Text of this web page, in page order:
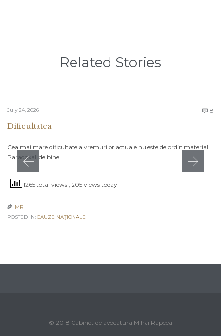
Related Stories
July 24, 2026  8
Dificultatea
Cea mai mare dificultate a vremurilor actuale nu este de ordin material.
Paradoxal, de bine…
1265 total views , 205 views today
 MR
POSTED IN: CAUZE NAŢIONALE
© 2018 Cabinet de avocatura Mihai Rapcea